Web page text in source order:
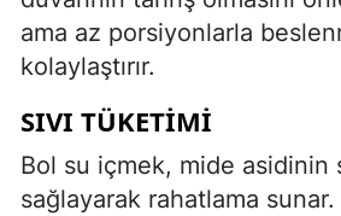
ama az porsiyonlarla
kolaylaştırır.
SIVI TÜKETIMI
Bol su içmek, mide asidinin
sağlayarak rahatlama